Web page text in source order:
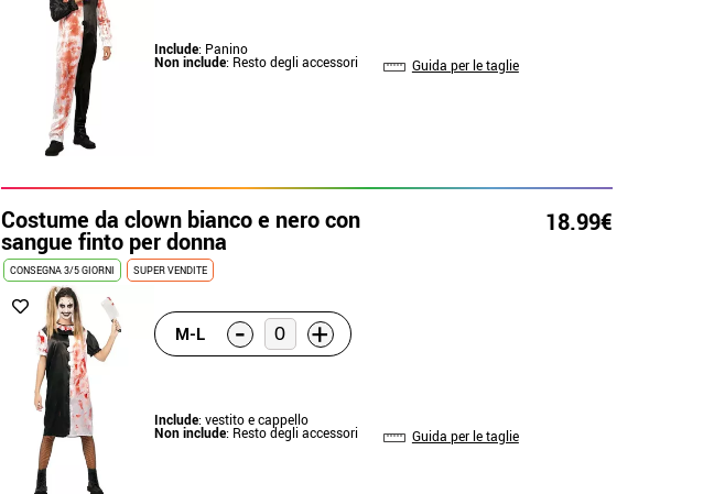
Include: Panino
Non include: Resto degli accessori Guida per le taglie
Costume da clown bianco e nero con
sangue finto per donna
18.99€
CONSEGNA 3/5 GIORNI SUPER VENDITE
M-L - +
Include: vestito e cappello
Non include: Resto degli accessori Guida per le taglie